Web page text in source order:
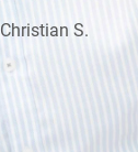
Christian S.